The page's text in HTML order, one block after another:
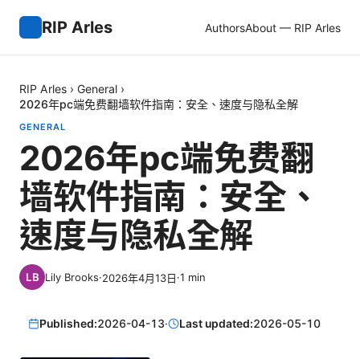
RIP Arles AuthorsAbout — RIP Arles
RIP Arles › General ›
2026年pc端免费翻墙软件指南：安全、速度与隐私全解
GENERAL
2026年pc端免费翻
墙软件指南：安全、
速度与隐私全解
Lily Brooks·2026年4月13日·1 min
Published:2026-04-13· Last updated:2026-05-10